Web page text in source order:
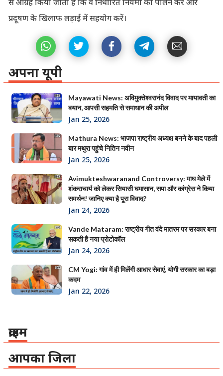
प्रदूषण के खिलाफ लड़ाई में सहयोग करें।
अपना यूपी
Mayawati News: अविमुक्तेश्वरानंद विवाद पर मायावती का
बयान, आपसी सहमति से समाधान की अपील
Jan 25, 2026
Mathura News: भाजपा राष्ट्रीय अध्यक्ष बनने के बाद पहली
बार मथुरा पहुंचे नितिन नवीन
Jan 25, 2026
Avimukteshwaranand Controversy: माघ मेले में
शंकराचार्य को लेकर सियासी घमासान, सपा और कांग्रेस ने किया
समर्थन! जानिए क्या है पूरा विवाद?
Jan 24, 2026
Vande Mataram: राष्ट्रीय गीत वंदे मातरम पर सरकार बना
सकती है नया प्रोटोकॉल
Jan 24, 2026
CM Yogi: गांव में ही मिलेंगी आधार सेवाएं, योगी सरकार का बड़ा
कदम
Jan 22, 2026
क्राइम
आपका जिला